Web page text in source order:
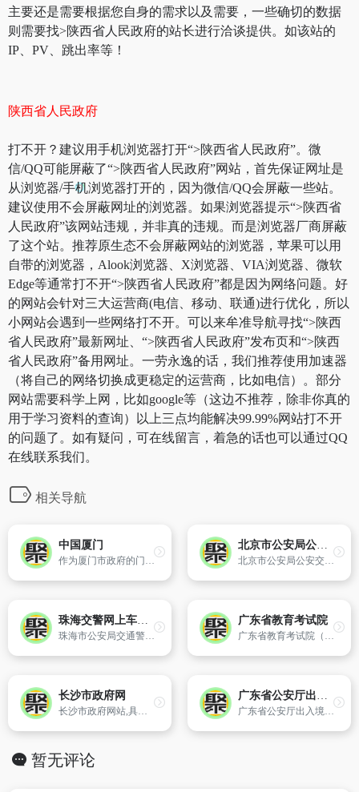
主要还是需要根据您自身的需求以及需要，一些确切的数据
则需要找>陕西省人民政府的站长进行洽谈提供。如该站的
IP、PV、跳出率等！
陕西省人民政府
打不开？建议用手机浏览器打开“>陕西省人民政府”。微
信/QQ可能屏蔽了“>陕西省人民政府”网站，首先保证网址是
从浏览器/手机浏览器打开的，因为微信/QQ会屏蔽一些站。
建议使用不会屏蔽网址的浏览器。如果浏览器提示“>陕西省
人民政府”该网站违规，并非真的违规。而是浏览器厂商屏蔽
了这个站。推荐原生态不会屏蔽网站的浏览器，苹果可以用
自带的浏览器，Alook浏览器、X浏览器、VIA浏览器、微软
Edge等通常打不开“>陕西省人民政府”都是因为网络问题。好
的网站会针对三大运营商(电信、移动、联通)进行优化，所以
小网站会遇到一些网络打不开。可以来牟准导航寻找“>陕西
省人民政府”最新网址、“>陕西省人民政府”发布页和“>陕西
省人民政府”备用网址。一劳永逸的话，我们推荐使用加速器
（将自己的网络切换成更稳定的运营商，比如电信）。部分
网站需要科学上网，比如google等（这边不推荐，除非你真的
用于学习资料的查询）以上三点均能解决99.99%网站打不开
的问题了。如有疑问，可在线留言，着急的话也可以通过QQ
在线联系我们。
相关导航
中国厦门
作为厦门市政府的门户网站,本着“与世界相通,与百姓相连”的宗旨,从信息发布、对外宣传到政务公开、网上办事、公众参与等都设有专门的栏目。并且,厦门市政府网还围绕建设“透明政府”、“服务政府”,不断创新服务理念、服务形式,提升政府信息公开、在线办事服务和公众参与水平,使市政府网站成为“网上政府
北京市公安局公安交通管理局定制服务系统
北京市公安局公安交通管理局主办
珠海交警网上车管所
珠海市公安局交通警察支队
广东省教育考试院
广东省教育考试院（www.stegd.edu.cn）
长沙市政府网
长沙市政府网站,具有政务信息公开、网上办事和互动交流三大功能,是展示长沙的形象和联系公众的重要纽带。以“中国长沙”为标志的长沙市政府门户网站,开通了全市行政许可事项的在线办理,以及规划、税务、国土、房屋产权等重要业务的在线申报。
广东省公安厅出入境政务服务网
广东省公安厅出入境管理局官方网站
暂无评论